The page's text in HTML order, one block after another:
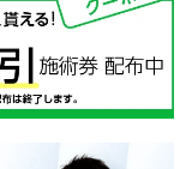
びその対応のた
症例研究のため